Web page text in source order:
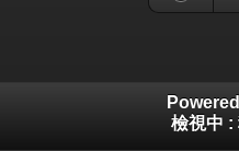
檢視中 :